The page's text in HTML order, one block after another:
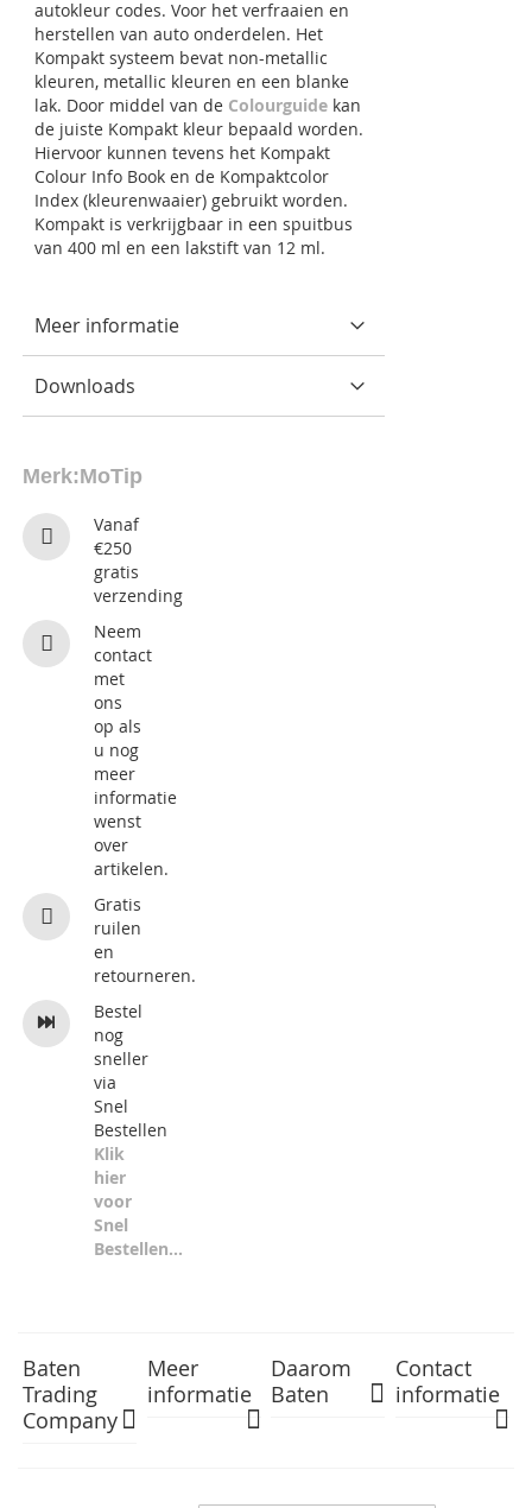
Merk:MoTip
Vanaf
€250
gratis
verzending
Neem
contact
met
ons
op als
u nog
meer
informatie
wenst
over
artikelen.
Gratis
ruilen
en
retourneren.
Bestel
nog
sneller
via
Snel
Bestellen
Klik
hier
voor
Snel
Bestellen...
autokleur codes. Voor het verfraaien en
herstellen van auto onderdelen. Het
Kompakt systeem bevat non-metallic
kleuren, metallic kleuren en een blanke
lak. Door middel van de Colourguide kan
de juiste Kompakt kleur bepaald worden.
Hiervoor kunnen tevens het Kompakt
Colour Info Book en de Kompaktcolor
Index (kleurenwaaier) gebruikt worden.
Kompakt is verkrijgbaar in een spuitbus
van 400 ml en een lakstift van 12 ml.
Meer informatie
Downloads
Baten
Trading
Company
Meer
informatie
Daarom
Baten
Contact
informatie